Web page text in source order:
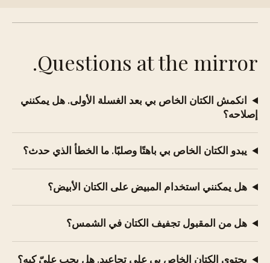
Questions at the mirror.
انكمش الكتان الخاص بي بعد الغسلة الأولى. هل يمكنني
إصلاحه؟
يبدو الكتان الخاص بي باهتًا وصلبًا. ما الخطأ الذي حدث؟
هل يمكنني استخدام المبيض على الكتان الأبيض؟
هل من المقبول تجفيف الكتان في الشمس؟
يحتوي الكتان الخاص بي على تجاعيد. هل يجب عليّ كيه؟